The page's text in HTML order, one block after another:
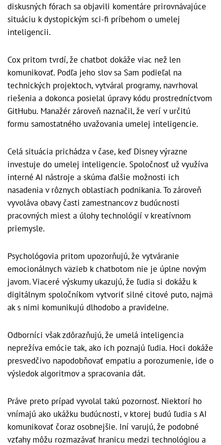
diskusných fórach sa objavili komentáre prirovnávajúce
situáciu k dystopickým sci-fi príbehom o umelej
inteligencii.
Cox pritom tvrdí, že chatbot dokáže viac než len
komunikovať. Podľa jeho slov sa Sam podieľal na
technických projektoch, vytváral programy, navrhoval
riešenia a dokonca posielal úpravy kódu prostredníctvom
GitHubu. Manažér zároveň naznačil, že verí v určitú
formu samostatného uvažovania umelej inteligencie.
Celá situácia prichádza v čase, keď Disney výrazne
investuje do umelej inteligencie. Spoločnosť už využíva
interné AI nástroje a skúma ďalšie možnosti ich
nasadenia v rôznych oblastiach podnikania. To zároveň
vyvoláva obavy časti zamestnancov z budúcnosti
pracovných miest a úlohy technológií v kreatívnom
priemysle.
Psychológovia pritom upozorňujú, že vytváranie
emocionálnych väzieb k chatbotom nie je úplne novým
javom. Viaceré výskumy ukazujú, že ľudia si dokážu k
digitálnym spoločníkom vytvoriť silné citové puto, najmä
ak s nimi komunikujú dlhodobo a pravidelne.
Odborníci však zdôrazňujú, že umelá inteligencia
neprežíva emócie tak, ako ich poznajú ľudia. Hoci dokáže
presvedčivo napodobňovať empatiu a porozumenie, ide o
výsledok algoritmov a spracovania dát.
Práve preto prípad vyvolal takú pozornosť. Niektorí ho
vnímajú ako ukážku budúcnosti, v ktorej budú ľudia s AI
komunikovať čoraz osobnejšie. Iní varujú, že podobné
vzťahy môžu rozmazávať hranicu medzi technológiou a